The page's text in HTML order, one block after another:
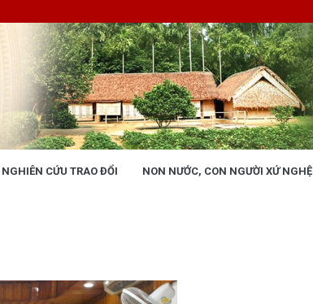
NGHIÊN CỨU TRAO ĐỔI NON NƯỚC, CON NGƯỜI XỨ NGHỆ